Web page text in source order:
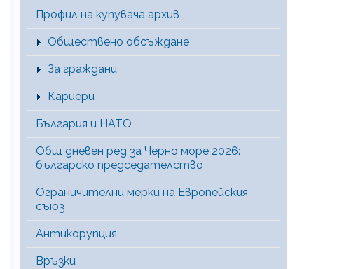
Профил на купувача архив
Обществено обсъждане
За граждани
Кариери
България и НАТО
Общ дневен ред за Черно море 2026:
българско председателство
Ограничителни мерки на Европейския
съюз
Антикорупция
Връзки